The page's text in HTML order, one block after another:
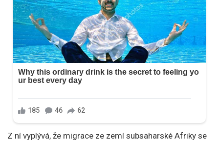
Z ní vyplývá, že migrace ze zemí subsaharské Afriky se